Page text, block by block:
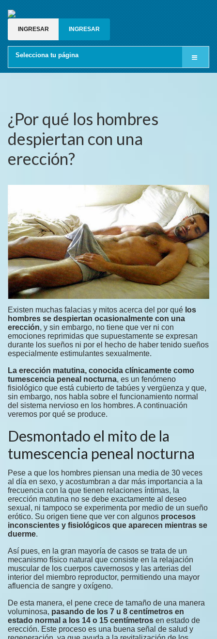
INGRESAR INGRESAR
Selecciona tu página
Blog gay
Grupos de whatsapp gay
¿Por qué los hombres
despiertan con una
erección?
Existen muchas falacias y mitos acerca del por qué los
hombres se despiertan ocasionalmente con una
erección, y sin embargo, no tiene que ver ni con
emociones reprimidas que supuestamente se expresan
durante los sueños ni por el hecho de haber tenido sueños
especialmente estimulantes sexualmente.
La erección matutina, conocida clínicamente como
tumescencia peneal nocturna, es un fenómeno
fisiológico que está cubierto de tabúes y vergüenza y que,
sin embargo, nos habla sobre el funcionamiento normal
del sistema nervioso en los hombres. A continuación
veremos por qué se produce.
Desmontado el mito de la
tumescencia peneal nocturna
Pese a que los hombres piensan una media de 30 veces
al día en sexo, y acostumbran a dar más importancia a la
frecuencia con la que tienen relaciones íntimas, la
erección matutina no se debe exactamente al deseo
sexual, ni tampoco se experimenta por medio de un sueño
erótico. Su origen tiene que ver con algunos procesos
inconscientes y fisiológicos que aparecen mientras se
duerme.
Así pues, en la gran mayoría de casos se trata de un
mecanismo físico natural que consiste en la relajación
muscular de los cuerpos cavernosos y las arterias del
interior del miembro reproductor, permitiendo una mayor
afluencia de sangre y oxígeno.
De esta manera, el pene crece de tamaño de una manera
voluminosa, pasando de los 7 u 8 centímetros en
estado normal a los 14 o 15 centímetros en estado de
erección. Este proceso es una buena señal de salud y